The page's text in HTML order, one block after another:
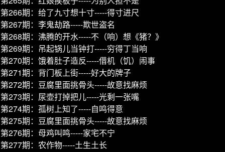
第266期：给了九寸想十寸-----得寸进尺
第267期：李鬼劫路-----欺世盗名
第268期：沸腾的开水-----不（响）想《猪？》
第269期：吊起锅儿当钟打-----穷得丁当响
第270期：饿着肚子造反-----借机（饥）闹事
第271期：背门板上街-----好大的牌子
第272期：豆腐里面挑骨头-----故意找麻烦
第273期：尿壶打掉把儿-----光剩一张嘴
第274期：孤树上知了-----自鸣得意
第275期：豆腐里面挑骨头-----故意找麻烦
第276期：母鸡叫鸣-----家宅不宁
第277期：农作物-----土生土长